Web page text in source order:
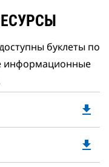
буклеты по
информационные
a
file_download
file_download